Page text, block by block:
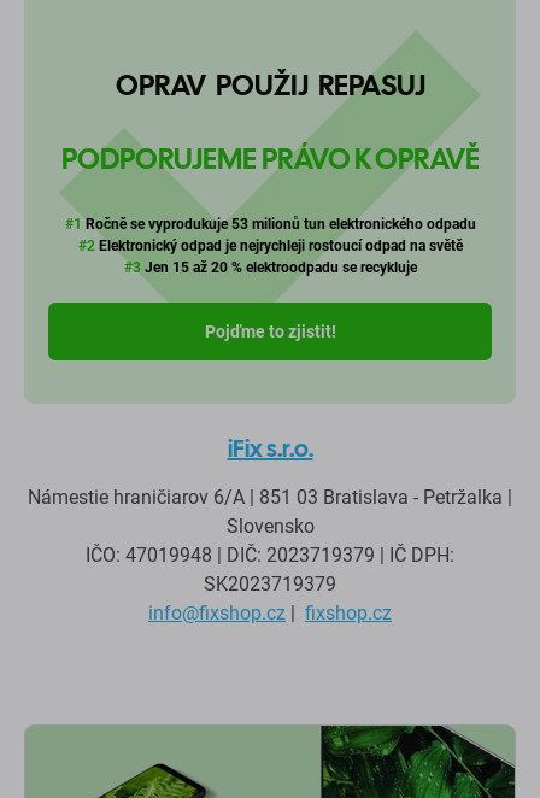
OPRAV POUŽIJ REPASUJ
PODPORUJEME PRÁVO K OPRAVĚ
#1 Ročně se vyprodukuje 53 milionů tun elektronického odpadu
#2Elektronický odpad je nejrychleji rostoucí odpad na světě​​​​​​​
#3Jen 15 až 20 % elektroodpadu se recykluje
Pojďme to zjistit!
iFix s.r.o.
Námestie hraničiarov 6/A | 851 03 Bratislava - Petržalka |
Slovensko
IČO: 47019948 | DIČ: 2023719379 | IČ DPH:
SK2023719379
info@fixshop.cz
fixshop.cz